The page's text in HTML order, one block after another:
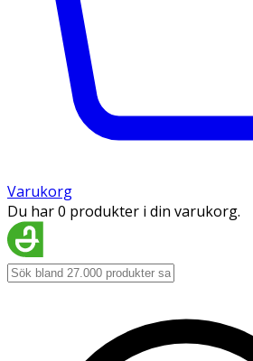
Varukorg
Du har 0 produkter i din varukorg.